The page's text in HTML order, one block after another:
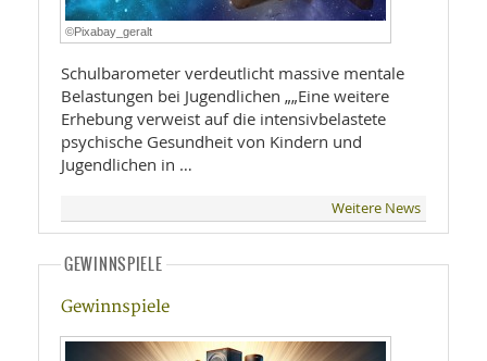
©Pixabay_geralt
Schulbarometer verdeutlicht massive mentale
Belastungen bei Jugendlichen „„Eine weitere
Erhebung verweist auf die intensivbelastete
psychische Gesundheit von Kindern und
Jugendlichen in …
Weitere News
GEWINNSPIELE
Gewinnspiele